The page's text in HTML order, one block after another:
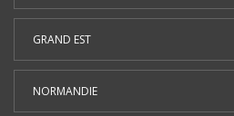
GRAND EST
NORMANDIE